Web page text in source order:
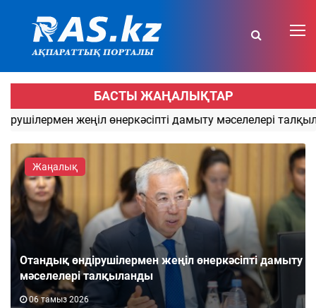
БАСТЫ ЖАҢАЛЫҚТАР
жеңіл өнеркәсіпті дамыту мәселелері талқыланды
Жаңалық
Отандық өндірушілермен жеңіл өнеркәсіпті дамыту
мәселелері талқыланды
06 тамыз 2026